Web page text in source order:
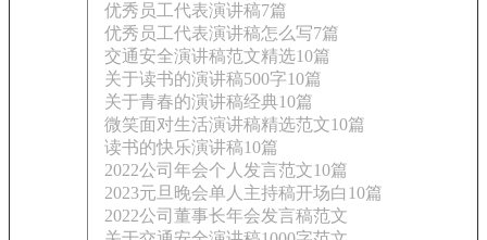
优秀员工代表演讲稿7篇
优秀员工代表演讲稿怎么写7篇
交通安全演讲稿范文精选10篇
关于读书的演讲稿500字10篇
关于青春的演讲稿经典10篇
微笑面对生活演讲稿精选范文10篇
读书的快乐演讲稿10篇
2022公司年会个人发言范文10篇
2023元旦晚会单人主持稿开场白10篇
2022公司董事长年会发言稿范文